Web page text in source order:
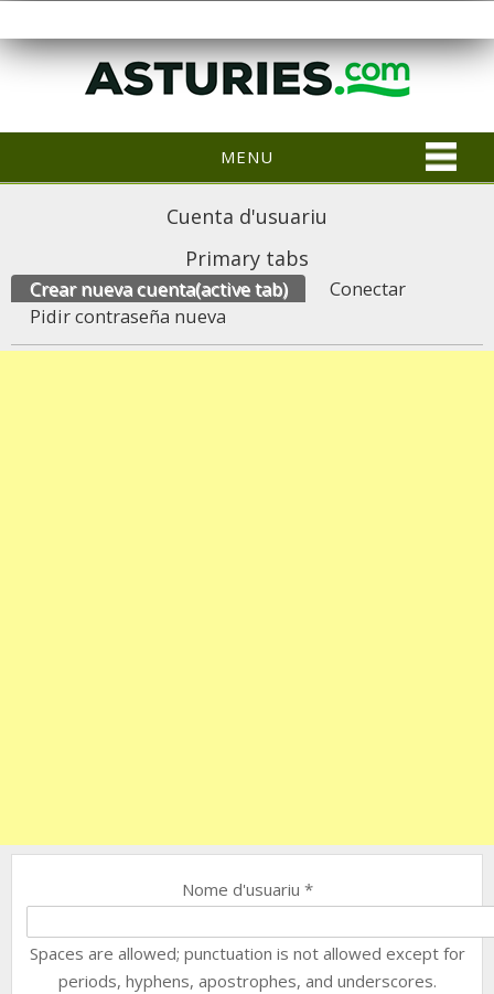
MENU
Cuenta d'usuariu
Primary tabs
Crear nueva cuenta(active tab)
Conectar
Pidir contraseña nueva
Nome d'usuariu *
Spaces are allowed; punctuation is not allowed except for
periods, hyphens, apostrophes, and underscores.